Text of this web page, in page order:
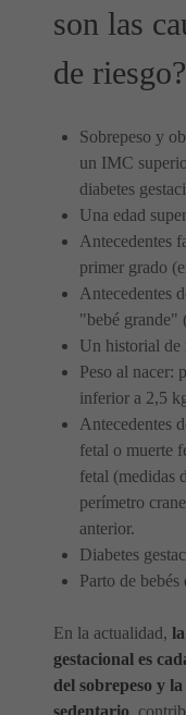
son las
de riesgo?
Sobrepeso y
un IMC
diabetes
Una edad
Antecedentes
primer grado
Antecedentes
"bebé grande"
Un historial de
Peso al nacer:
inferior a 2,5
Antecedentes
fetal o muerte
fetal (medidas
perímetro
anterior.
Diabetes
Parto de
En la actualidad,
gestacional es
del sobrepeso y
sedentario,